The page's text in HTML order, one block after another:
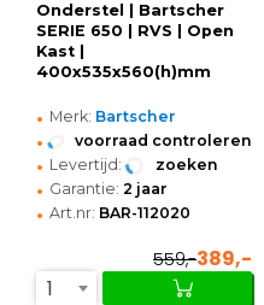
Onderstel | Bartscher
SERIE 650 | RVS | Open
Kast |
400x535x560(h)mm
• Merk: Bartscher
• voorraad controleren
• Levertijd: zoeken
• Garantie: 2 jaar
• Art.nr: BAR-112020
559,-389,-
1